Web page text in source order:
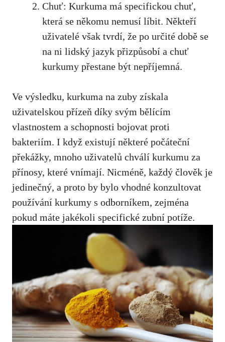
Chuť: Kurkuma‌ má specifickou chuť,
‍která​ se někomu nemusí líbit. Někteří
uživatelé však tvrdí, že po určité době se
na ni lidský jazyk přizpůsobí a chuť
kurkumy přestane být nepříjemná.
Ve výsledku, kurkuma na zuby získala
‍uživatelskou přízeň díky svým bělícím
vlastnostem ⁢a schopnosti bojovat proti
bakteriím. I když existují některé počáteční
překážky, mnoho⁢ uživatelů chválí kurkumu za
přínosy,⁣ které vnímají. Nicméně, každý ​člověk je
jedinečný, a proto by bylo vhodné konzultovat ​
používání kurkumy ‍s odborníkem, zejména
pokud máte jakékoli specifické zubní potíže.